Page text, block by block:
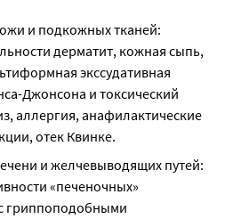
и подкожных тканей:
дерматит, кожная сыпь,
экссудативная
Джонсона и токсический
аллергия, анафилактические
отек Квинке.
и желчевыводящих путей:
«печеночных»
гриппоподобными